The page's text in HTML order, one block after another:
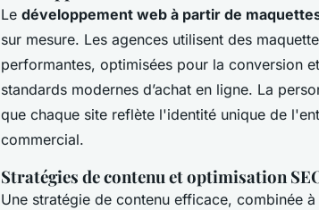
Le développement web à partir de
sur mesure. Les agences utilisent des
performantes, optimisées pour la conversion
standards modernes d’achat en ligne. La
que chaque site reflète l'identité unique de
commercial.
Stratégies de contenu et optimisation
Une stratégie de contenu efficace, combinée à